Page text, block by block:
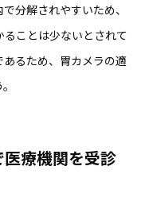
分解されやすいため、
ことは少ないとされて
るため、胃カメラの適
療機関を受診